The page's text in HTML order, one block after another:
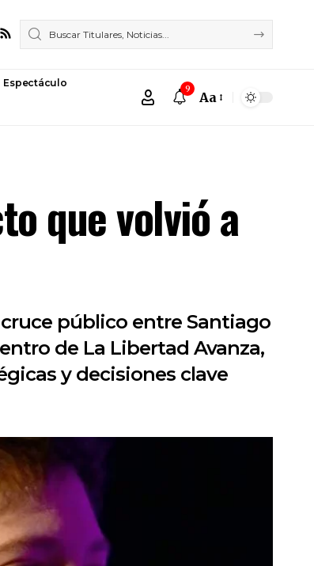
Espectáculo 9
Font
Aa
que volvió a
público entre Santiago
de La Libertad Avanza,
y decisiones clave